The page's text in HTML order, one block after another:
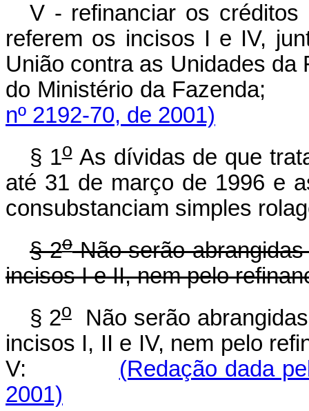
V - refinanciar os
referem os incisos I e IV,
União contra as Unidades
do Ministério da
nº 2192-70, de 2001)
§ 1oAs dívidas de que
até 31 de março de 1996 e
consubstanciam simples
§ 2oNão serão
incisos I e II, nem pelo
§ 2oNão serão
incisos I, II e IV, nem pelo
V: (Redação dada
2001)